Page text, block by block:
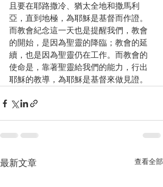
且要在耶路撒冷、猶太全地和撒馬利
亞，直到地極，為耶穌是基督而作證。
而教會紀念這一天也是提醒我們，教會
的開始，是因為聖靈的降臨；教會的延
續，也是因為聖靈仍在工作。而教會的
使命是，靠著聖靈給我們的能力，行出
耶穌的教導，為耶穌是基督來做見證。
最新文章 查看全部